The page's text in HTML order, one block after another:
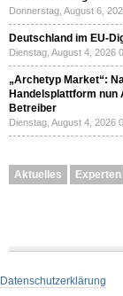
Donnerstag, August 6,
Deutschland im EU-
Dienstag, August 4, 2026
„Archetyp Market“:
Handelsplattform nun
Betreiber
Dienstag, August 4, 2026
Aktuelles Experten
Datenschutzerklärung